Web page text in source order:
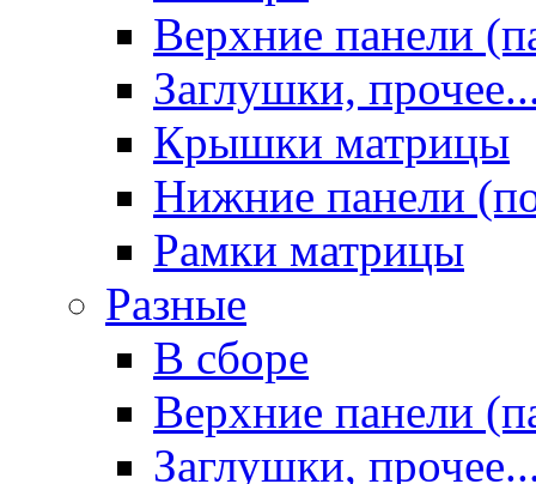
Верхние панели
Заглушки,
Крышки матрицы
Нижние панели
Рамки матрицы
Разные
В сборе
Верхние панели
Заглушки,